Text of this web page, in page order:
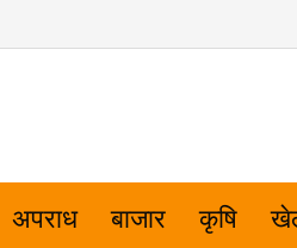
अपराध बाजार कृषि